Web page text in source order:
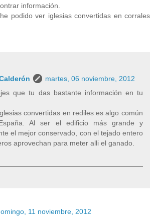
información.
podido ver iglesias convertidas en corrales
martes, 06 noviembre, 2012
que tu das bastante información en tu
convertidas en rediles es algo común
Al ser el edificio más grande y
el mejor conservado, con el tejado entero
aprovechan para meter alli el ganado.
11 noviembre, 2012